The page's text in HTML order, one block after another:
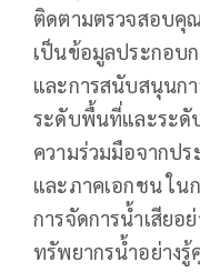
ติดตามตรวจสอบคุ
เป็นข้อมูลประกอบ
และการสนับสนุนก
ระดับพื้นที่และระดั
ความร่วมมือจากป
และภาคเอกชน ใน
การจัดการน้ำเสียอ
ทรัพยากรน้ำอย่าง